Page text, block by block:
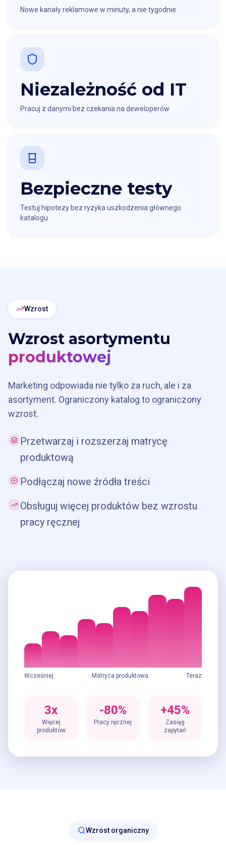
Nowe kanały reklamowe w minuty, a nie tygodnie
Niezależność od IT
Pracuj z danymi bez czekania na deweloperów
Bezpieczne testy
Testuj hipotezy bez ryzyka uszkodzenia głównego
katalogu
Wcześniej Matryca produktowa Teraz
3x
Więcej
produktów
-80%
Pracy ręcznej
+45%
Zasięg
zapytań
Wzrost
Wzrost asortymentu
produktowej
Marketing odpowiada nie tylko za ruch, ale i za
asortyment. Ograniczony katalog to ograniczony
wzrost.
Przetwarzaj i rozszerzaj matrycę
produktową
Podłączaj nowe źródła treści
Obsługuj więcej produktów bez wzrostu
pracy ręcznej
Wzrost organiczny